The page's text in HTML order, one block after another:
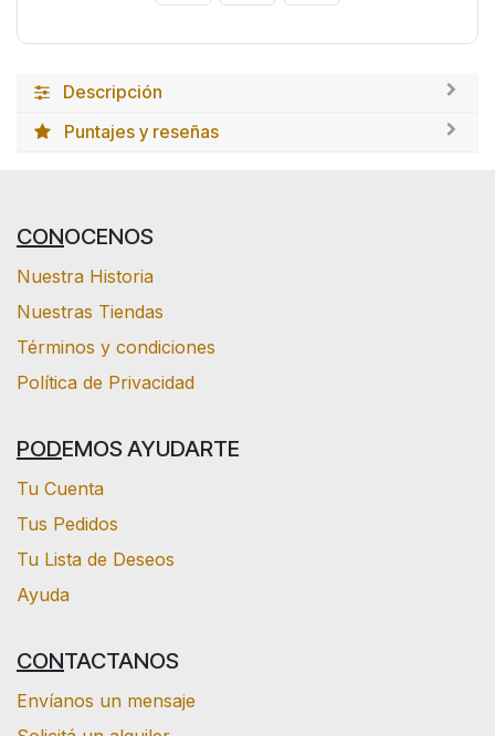
Descripción
Puntajes y reseñas
CONOCENOS
Nuestra Historia
Nuestras Tiendas
Términos y condiciones
Política de Privacidad
PODEMOS AYUDARTE
Tu Cuenta
Tus Pedidos
Tu Lista de Deseos
Ayuda
CONTACTANOS
Envíanos un mensaje